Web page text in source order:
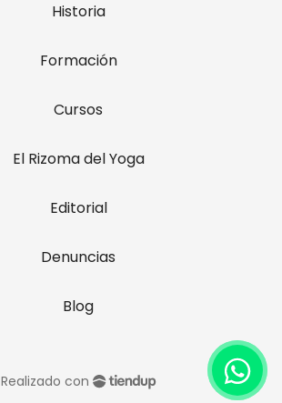
Historia
Formación
Cursos
El Rizoma del Yoga
Editorial
Denuncias
Blog
Realizado con